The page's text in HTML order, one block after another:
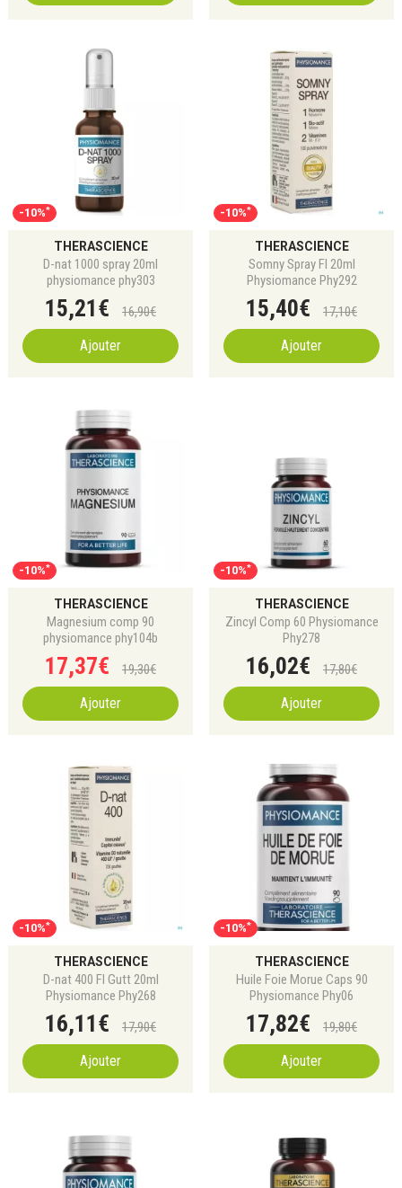
-10%*
THERASCIENCE
D-nat 1000 spray 20ml
physiomance phy303
15,21€ 16,90€
Ajouter
-10%*
THERASCIENCE
Somny Spray Fl 20ml
Physiomance Phy292
15,40€ 17,10€
Ajouter
-10%*
THERASCIENCE
Magnesium comp 90
physiomance phy104b
17,37€ 19,30€
Ajouter
-10%*
THERASCIENCE
Zincyl Comp 60 Physiomance
Phy278
16,02€ 17,80€
Ajouter
-10%*
THERASCIENCE
D-nat 400 Fl Gutt 20ml
Physiomance Phy268
16,11€ 17,90€
Ajouter
-10%*
THERASCIENCE
Huile Foie Morue Caps 90
Physiomance Phy06
17,82€ 19,80€
Ajouter